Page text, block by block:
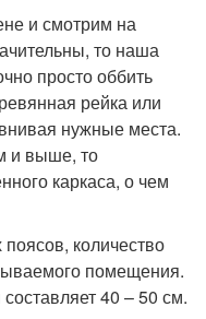
и смотрим на
то наша
просто оббить
рейка или
нужные места.
и выше, то
каркаса, о чем
количество
помещения.
40 – 50 см.